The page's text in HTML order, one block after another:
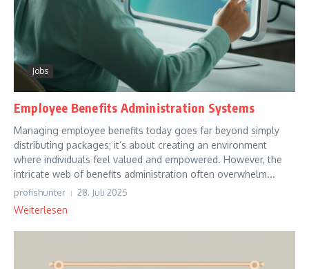
Jobs
Employee Benefits Administration Systems
Managing employee benefits today goes far beyond simply
distributing packages; it’s about creating an environment
where individuals feel valued and empowered. However, the
intricate web of benefits administration often overwhelm...
profishunter 28. Juli 2025
Weiterlesen